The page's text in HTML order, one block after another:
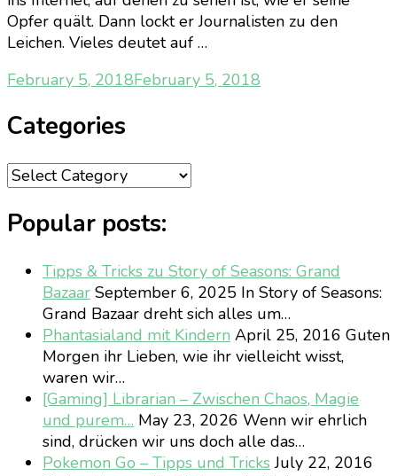
Opfer quält. Dann lockt er Journalisten zu den
Leichen. Vieles deutet auf …
February 5, 2018February 5, 2018
Categories
Categories
Popular posts:
Tipps & Tricks zu Story of Seasons: Grand
Bazaar September 6, 2025 In Story of Seasons:
Grand Bazaar dreht sich alles um…
Phantasialand mit Kindern April 25, 2016 Guten
Morgen ihr Lieben, wie ihr vielleicht wisst,
waren wir…
[Gaming] Librarian – Zwischen Chaos, Magie
und purem… May 23, 2026 Wenn wir ehrlich
sind, drücken wir uns doch alle das…
Pokemon Go – Tipps und TricksJuly 22, 2016